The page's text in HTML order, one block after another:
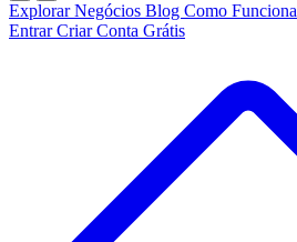
Explorar Negócios Blog Como Funciona
EntrarCriar Conta Grátis